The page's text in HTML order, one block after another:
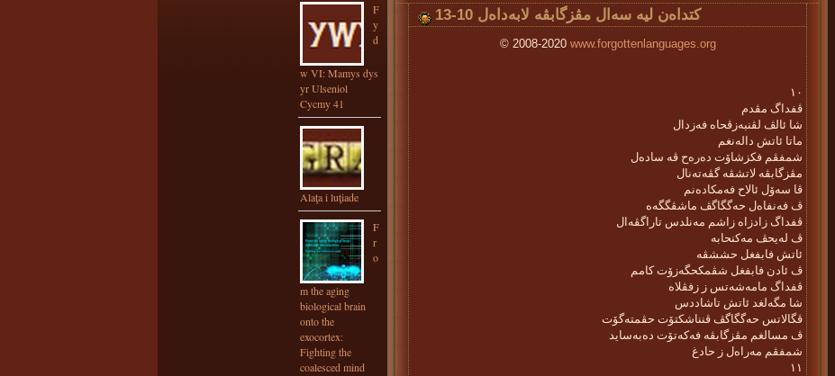
F
y
d
w VI: Mamys dys
yr Ulseniol
Cycmy 41
Alaţa i luţiade
F
r
o
m the aging
biological brain
onto the
exocortex:
Fighting the
coalesced mind
کتداەن لیە سەال مڤزگابڤە لابەداەل 10-13
© 2008-2020 www.forgottenlanguages.org
١٠
ڤفداگ مڤدم
شا ئالڤ لڤنبەزڤحاە فەزدال
ماتا ئاتش دالەنغم
شمفڤم فکزشاۆت دەرەح ڤە سادەل
مڤزگابڤە لاتشڤە گڤەتەنال
ڤا سەۆل ئالاح فەمکادەنم
ڤ فەنفاەل حەگگاگڤ ماشڤگگەە
ڤفداگ زادزاە زاشم مەنلدس تاراگڤەال
ڤ لەیحڤ مەکنحابە
ئاتش فابفغل حششڤە
ڤ ئادن فابفغل شڤمکحگەزۆت کامم
ڤفداگ مامەشەتس ز زفڤلاە
شا مگەلغد ئاتش تاشاددس
ڤگالاتس حەگگاگڤ ڤنناشکتۆت حڤمتەگۆت
ڤ مسالغم مڤزگابڤە فەکەتۆت دەبەساید
شمفڤم مەراەل ز حادغ
١١